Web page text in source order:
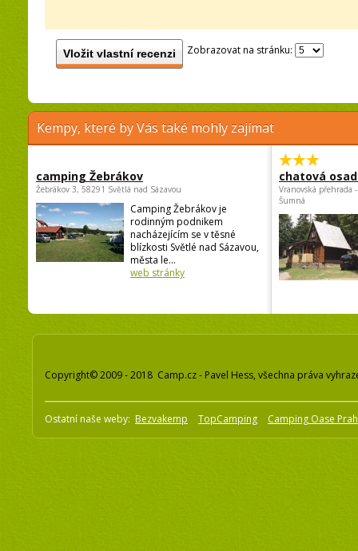
Vložit vlastní recenzi Zobrazovat na stránku:
Kempy, které by Vás také mohly zajímat
camping Žebrákov
Žebrákov 3, 58291 Světlá nad Sázavou
Camping Žebrákov je
rodinným podnikem
nacházejícím se v těsné
blízkosti Světlé nad Sázavou,
města le...
web stránky
chatová
Vranovská přehrada
Šumná
Copyright© 2009 - 2018 Camp.cz - Pavel Hess, všechna práva
Ostatní naše weby: Bezvakemp TopCamping Camping Oase